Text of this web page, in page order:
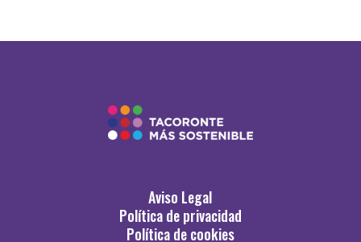
Aviso Legal
Política de privacidad
Política de cookies